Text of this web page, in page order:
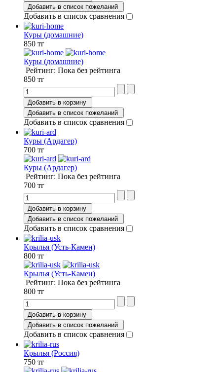
Добавить в список пожеланий
Добавить в список сравнения
Куры (домашние)
850 тг
Куры (домашние)
Рейтинг: Пока без рейтинга
850 тг
Добавить в корзину
Добавить в список пожеланий
Добавить в список сравнения
Куры (Ардагер)
700 тг
Куры (Ардагер)
Рейтинг: Пока без рейтинга
700 тг
Добавить в корзину
Добавить в список пожеланий
Добавить в список сравнения
Крылья (Усть-Камен)
800 тг
Крылья (Усть-Камен)
Рейтинг: Пока без рейтинга
800 тг
Добавить в корзину
Добавить в список пожеланий
Добавить в список сравнения
Крылья (Россия)
750 тг